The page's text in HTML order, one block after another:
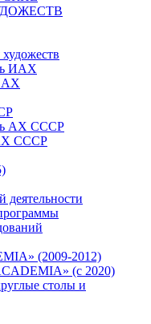
ИАХ
АХ СССР
СССР
деятельности
(2009-2012)
(с 2020)
столы и